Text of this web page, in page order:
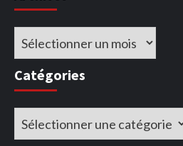
Archives
Catégories
Catégories